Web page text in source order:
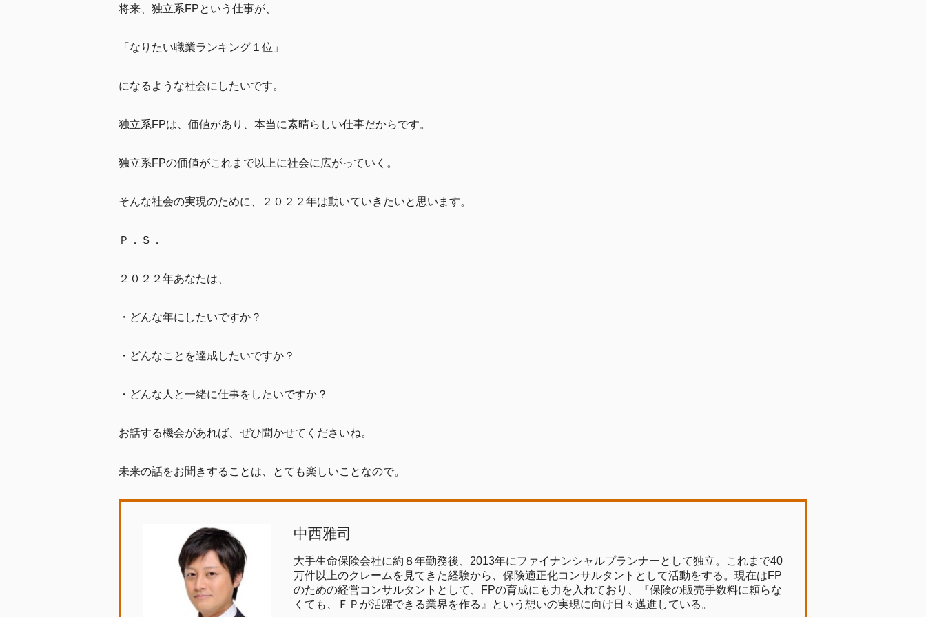
将来、独立系FPという仕事が、
「なりたい職業ランキング１位」
になるような社会にしたいです。
独立系FPは、価値があり、本当に素晴らしい仕事だからです。
独立系FPの価値がこれまで以上に社会に広がっていく。
そんな社会の実現のために、２０２２年は動いていきたいと思います。
Ｐ．Ｓ．
２０２２年あなたは、
・どんな年にしたいですか？
・どんなことを達成したいですか？
・どんな人と一緒に仕事をしたいですか？
お話する機会があれば、ぜひ聞かせてくださいね。
未来の話をお聞きすることは、とても楽しいことなので。
中西雅司
大手生命保険会社に約８年勤務後、2013年にファイナンシャルプランナーとして独立。これまで40
万件以上のクレームを見てきた経験から、保険適正化コンサルタントとして活動をする。現在はFP
のための経営コンサルタントとして、FPの育成にも力を入れており、『保険の販売手数料に頼らな
くても、ＦＰが活躍できる業界を作る』という想いの実現に向け日々邁進している。